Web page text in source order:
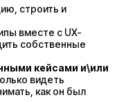
строить и
вместе с UX-
собственные
кейсами и\или
видеть
как он был